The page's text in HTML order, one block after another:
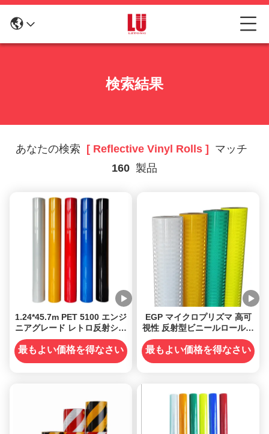
検索結果
あなたの検索 [ Reflective Vinyl Rolls ]
マッチ
160 製品
1.24*45.7m PET 5100 エンジ
ニアグレード レトロ反射シー
ト 反射ビニールロール
最もよい価格を得なさい
EGP マイクロプリズマ 高可
視性 反射型ビニールロールフ
ィルム 交通標識
最もよい価格を得なさい